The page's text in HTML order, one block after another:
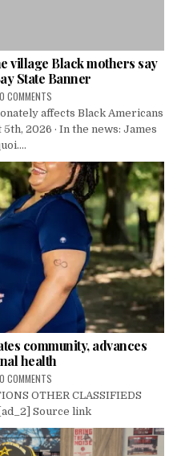
village Black mothers say
State Banner
0 COMMENTS
affects Black Americans
2026 · In the news: James
community, advances
health
0 COMMENTS
OTHER CLASSIFIEDS
Source link